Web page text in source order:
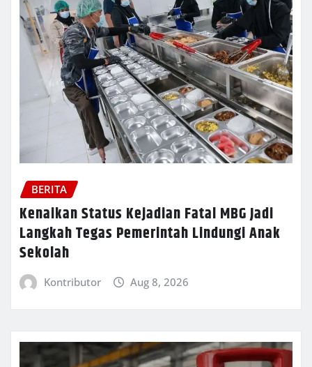
BERITA
Kenaikan Status Kejadian Fatal MBG Jadi
Langkah Tegas Pemerintah Lindungi Anak
Sekolah
Kontributor Aug 8, 2026